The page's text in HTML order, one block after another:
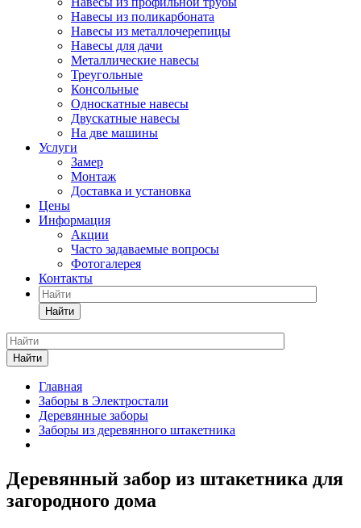
Навесы из поликарбоната
Навесы из металлочерепицы
Навесы для дачи
Металлические навесы
Треугольные
Консольные
Односкатные навесы
Двускатные навесы
На две машины
Услуги
Замер
Монтаж
Доставка и установка
Цены
Информация
Акции
Часто задаваемые вопросы
Фотогалерея
Контакты
Найти
Найти
Главная
Заборы в Электростали
Деревянные заборы
Заборы из деревянного штакетника
Деревянный забор из штакетника для
загородного дома